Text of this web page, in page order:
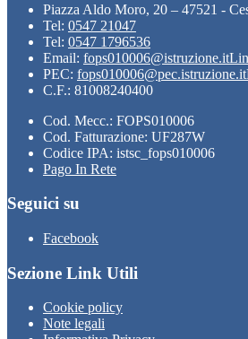
Piazza Aldo Moro, 20 – 47521 -
Tel: 0547 21047
Tel: 0547 1796536
Email: fops010006@istruzione.it
PEC: fops010006@pec.istruzione.it
C.F.: 81008240400
Cod. Mecc.: FOPS010006
Cod. Fatturazione: UF287W
Codice IPA: istsc_fops010006
Pago In Rete
Seguici su
Facebook
Sezione Link Utili
Cookie policy
Note legali